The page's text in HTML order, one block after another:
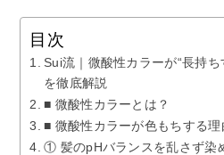
目次
Sui流｜微酸性カラーが“長持
を徹底解説
■ 微酸性カラーとは？
■ 微酸性カラーが色もちする理
① 髪のpHバランスを乱さず染